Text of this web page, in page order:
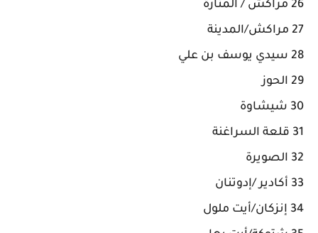
26 مراكش / المنارة
27 مراكش/المدينة
28 سيدي يوسف بن علي
29 الحوز
30 شيشاوة
31 قلعة السراغنة
32 الصويرة
33 أكادير /إدوتنان
34 إنزكان/أيت ملول